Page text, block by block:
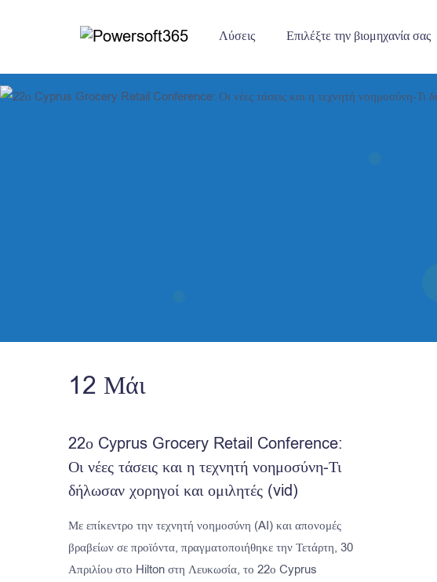
Λύσεις Επιλέξτε την βιομηχανία σας
12 Μάι
22ο Cyprus Grocery Retail Conference:
Οι νέες τάσεις και η τεχνητή νοημοσύνη-Τι
δήλωσαν χορηγοί και ομιλητές (vid)
Με επίκεντρο την τεχνητή νοημοσύνη (AI) και απονομές
βραβείων σε προϊόντα, πραγματοποιήθηκε την Τετάρτη, 30
Απριλίου στο Hilton στη Λευκωσία, το 22ο Cyprus